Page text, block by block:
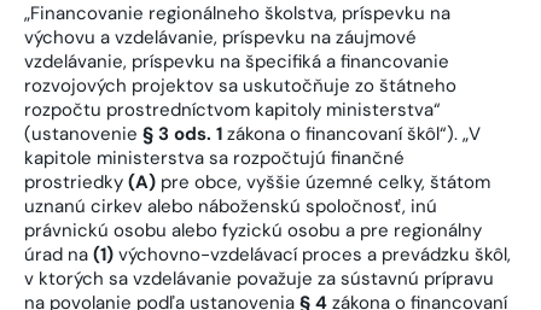
„Financovanie regionálneho školstva, príspevku na
výchovu a vzdelávanie, príspevku na záujmové
vzdelávanie, príspevku na špecifiká a financovanie
rozvojových projektov sa uskutočňuje zo štátneho
rozpočtu prostredníctvom kapitoly ministerstva“
(ustanovenie § 3 ods. 1 zákona o financovaní škôl“). „V
kapitole ministerstva sa rozpočtujú finančné
prostriedky (A) pre obce, vyššie územné celky, štátom
uznanú cirkev alebo náboženskú spoločnosť, inú
právnickú osobu alebo fyzickú osobu a pre regionálny
úrad na (1) výchovno-vzdelávací proces a prevádzku škôl,
v ktorých sa vzdelávanie považuje za sústavnú prípravu
na povolanie podľa ustanovenia § 4 zákona o financovaní